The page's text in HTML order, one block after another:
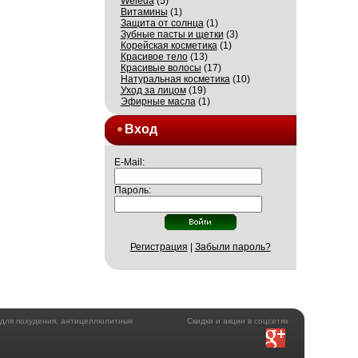
Витамины (1)
Защита от солнца(1)
Зубные пасты и щетки (3)
Корейская косметика(1)
Красивое тело(13)
Красивые волосы (17)
Натуральная косметика(10)
Уход за лицом(19)
Эфирные масла(1)
Вход
E-Mail:
Пароль:
Регистрация Забыли пароль?
Скидки и акции в соцсетях
похудения, антицеллюлитные